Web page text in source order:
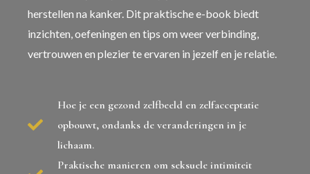
herstellen na kanker. Dit praktische e-book biedt
inzichten, oefeningen en tips om weer verbinding,
vertrouwen en plezier te ervaren in jezelf en je relatie.
Hoe je een gezond zelfbeeld en zelfacceptatie
opbouwt, ondanks de veranderingen in je
lichaam.
Praktische manieren om seksuele intimiteit